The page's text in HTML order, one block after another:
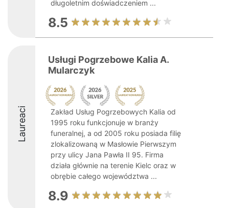
długoletnim doświadczeniem ...
8.5
Laureaci
Usługi Pogrzebowe Kalia A.
Mularczyk
Zakład Usług Pogrzebowych Kalia od
1995 roku funkcjonuje w branży
funeralnej, a od 2005 roku posiada filię
zlokalizowaną w Masłowie Pierwszym
przy ulicy Jana Pawła II 95. Firma
działa głównie na terenie Kielc oraz w
obrębie całego województwa ...
8.9